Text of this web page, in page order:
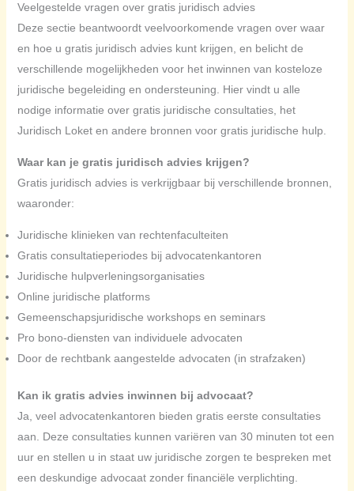
Veelgestelde vragen over gratis juridisch advies
Deze sectie beantwoordt veelvoorkomende vragen over waar
en hoe u gratis juridisch advies kunt krijgen, en belicht de
verschillende mogelijkheden voor het inwinnen van kosteloze
juridische begeleiding en ondersteuning. Hier vindt u alle
nodige informatie over gratis juridische consultaties, het
Juridisch Loket en andere bronnen voor gratis juridische hulp.
Waar kan je gratis juridisch advies krijgen?
Gratis juridisch advies is verkrijgbaar bij verschillende bronnen,
waaronder:
Juridische klinieken van rechtenfaculteiten
Gratis consultatieperiodes bij advocatenkantoren
Juridische hulpverleningsorganisaties
Online juridische platforms
Gemeenschapsjuridische workshops en seminars
Pro bono-diensten van individuele advocaten
Door de rechtbank aangestelde advocaten (in strafzaken)
Kan ik gratis advies inwinnen bij advocaat?
Ja, veel advocatenkantoren bieden gratis eerste consultaties
aan. Deze consultaties kunnen variëren van 30 minuten tot een
uur en stellen u in staat uw juridische zorgen te bespreken met
een deskundige advocaat zonder financiële verplichting.